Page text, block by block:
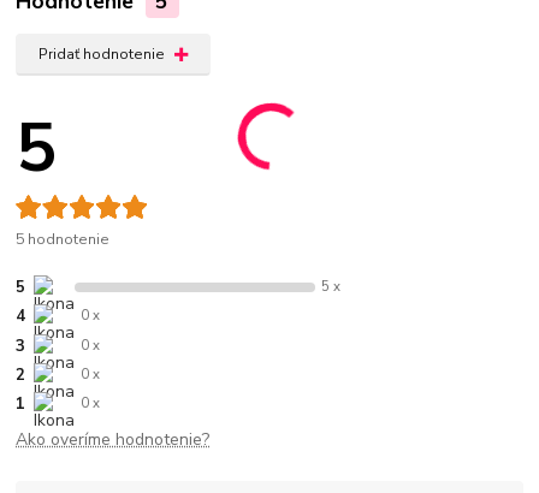
Pridať hodnotenie
5
5 hodnotenie
5 5 x
4 0 x
3 0 x
2 0 x
1 0 x
Ako overíme hodnotenie?